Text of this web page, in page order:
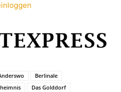
Berlinale
Das Golddorf